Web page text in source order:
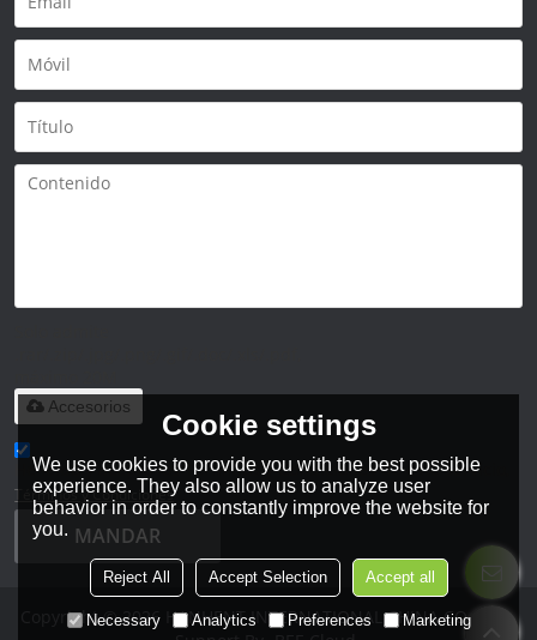
Accesorios
He leido y acepto los Términos y Condiciones de este servicio,
Términos y Condiciones
MANDAR
Copyright © 2026 HANHENT INTERNATIONAL CHINA CO., LTD.
Cookie settings
We use cookies to provide you with the best possible
experience. They also allow us to analyze user
behavior in order to constantly improve the website for
you.
Reject All Accept Selection Accept all
Necessary Analytics Preferences Marketing